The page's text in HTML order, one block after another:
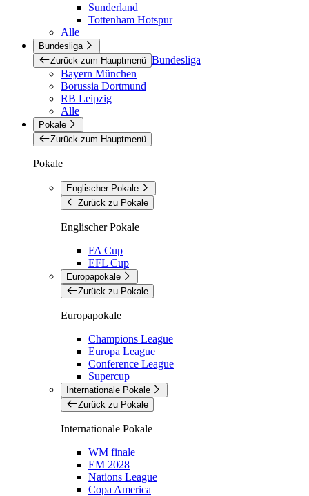
Sunderland
Tottenham Hotspur
Alle
Bundesliga
Zurück zum Hauptmenü Bundesliga
Bayern München
Borussia Dortmund
RB Leipzig
Alle
Pokale
Zurück zum Hauptmenü
Pokale
Englischer Pokale
Zurück zu Pokale
Englischer Pokale
FA Cup
EFL Cup
Europapokale
Zurück zu Pokale
Europapokale
Champions League
Europa League
Conference League
Supercup
Internationale Pokale
Zurück zu Pokale
Internationale Pokale
WM finale
EM 2028
Nations League
Copa America